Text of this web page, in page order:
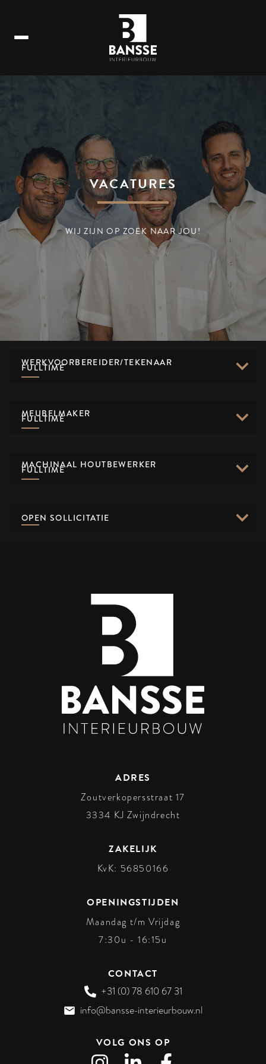
VACATURES
WIJ ZIJN OP ZOEK NAAR JOU!
WERKVOORBEREIDER/TEKENAAR
FULLTIME
MEUBELMAKER
FULLTIME
MACHINAAL HOUTBEWERKER
FULLTIME
OPEN SOLLICITATIE
ADRES
Zoutverkopersstraat 17
3334 KJ Zwijndrecht
ZAKELIJK
KvK: 56850166
OPENINGSTIJDEN
Maandag t/m Vrijdag
7:30u - 16:15u
CONTACT
+31 (0) 78 610 67 31
info@bansse-interieurbouw.nl
VOLG ONS OP